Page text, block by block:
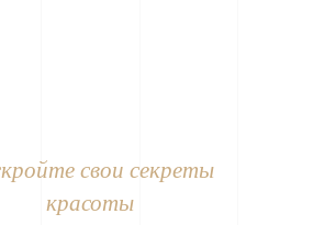
свои секреты
красоты